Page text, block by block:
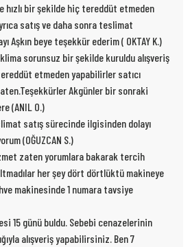
hızlı bir şekilde hiç tereddüt etmeden
satış ve daha sonra teslimat
Aşkın beye teşekkür ederim ( OKTAY K.)
sorunsuz bir şekilde kuruldu alışveriş
etmeden yapabilirler satıcı
Akgünler bir sonraki
(ANIL O.)
satış sürecinde ilgisinden dolayı
(OĞUZCAN S.)
zaten yorumlara bakarak tercih
her şey dört dörtlüktü makineye
makinesinde 1 numara tavsiye
15 günü buldu. Sebebi cenazelerinin
alışveriş yapabilirsiniz. Ben 7